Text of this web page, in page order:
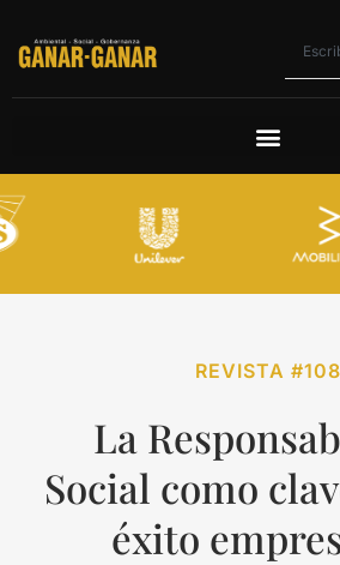
REVISTA #108
La
Social como
éxito